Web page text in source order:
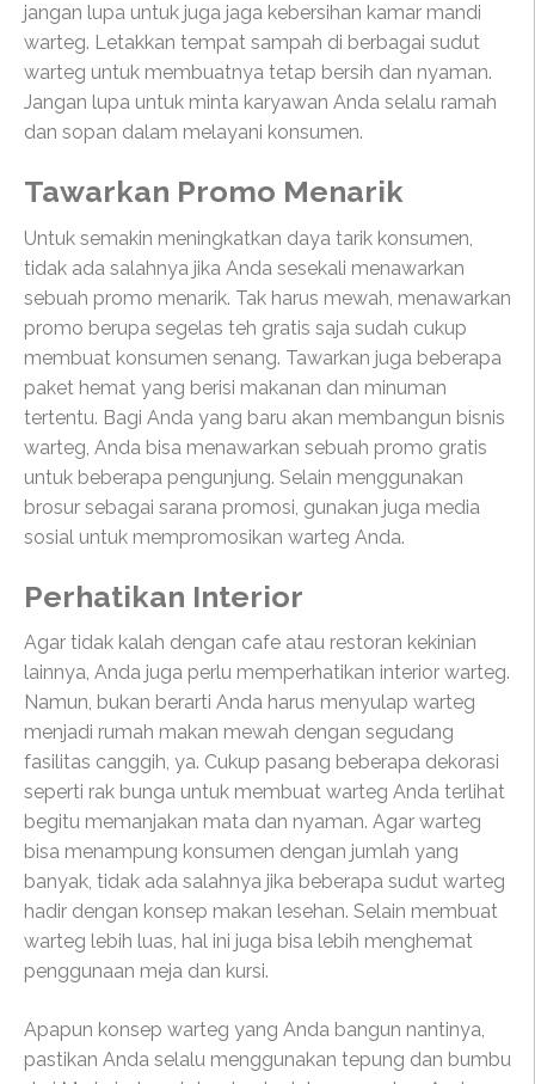
jangan lupa untuk juga jaga kebersihan kamar mandi
warteg. Letakkan tempat sampah di berbagai sudut
warteg untuk membuatnya tetap bersih dan nyaman.
Jangan lupa untuk minta karyawan Anda selalu ramah
dan sopan dalam melayani konsumen.
Tawarkan Promo Menarik
Untuk semakin meningkatkan daya tarik konsumen,
tidak ada salahnya jika Anda sesekali menawarkan
sebuah promo menarik. Tak harus mewah, menawarkan
promo berupa segelas teh gratis saja sudah cukup
membuat konsumen senang. Tawarkan juga beberapa
paket hemat yang berisi makanan dan minuman
tertentu. Bagi Anda yang baru akan membangun bisnis
warteg, Anda bisa menawarkan sebuah promo gratis
untuk beberapa pengunjung. Selain menggunakan
brosur sebagai sarana promosi, gunakan juga media
sosial untuk mempromosikan warteg Anda.
Perhatikan Interior
Agar tidak kalah dengan cafe atau restoran kekinian
lainnya, Anda juga perlu memperhatikan interior warteg.
Namun, bukan berarti Anda harus menyulap warteg
menjadi rumah makan mewah dengan segudang
fasilitas canggih, ya. Cukup pasang beberapa dekorasi
seperti rak bunga untuk membuat warteg Anda terlihat
begitu memanjakan mata dan nyaman. Agar warteg
bisa menampung konsumen dengan jumlah yang
banyak, tidak ada salahnya jika beberapa sudut warteg
hadir dengan konsep makan lesehan. Selain membuat
warteg lebih luas, hal ini juga bisa lebih menghemat
penggunaan meja dan kursi.
Apapun konsep warteg yang Anda bangun nantinya,
pastikan Anda selalu menggunakan tepung dan bumbu